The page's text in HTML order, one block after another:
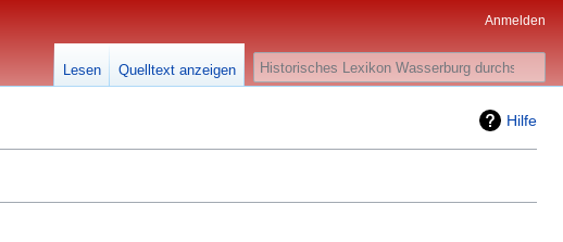
Hilfe
Anmelden
Lesen Quelltext anzeigen Suche